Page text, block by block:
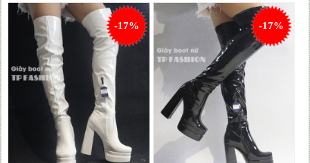
-17% -17%